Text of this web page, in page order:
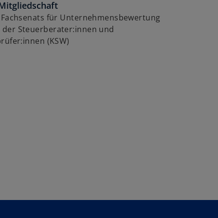
für Unternehmensbewertung
der Steuerberater:innen und
(KSW)